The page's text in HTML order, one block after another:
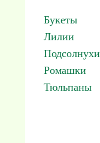
Букеты
Лилии
Подсолнухи
Ромашки
Тюльпаны